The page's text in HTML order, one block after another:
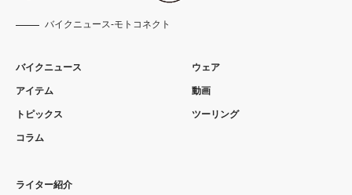
バイクニュース-モトコネクト
バイクニュース
アイテム
トピックス
コラム
ウェア
動画
ツーリング
ライター紹介